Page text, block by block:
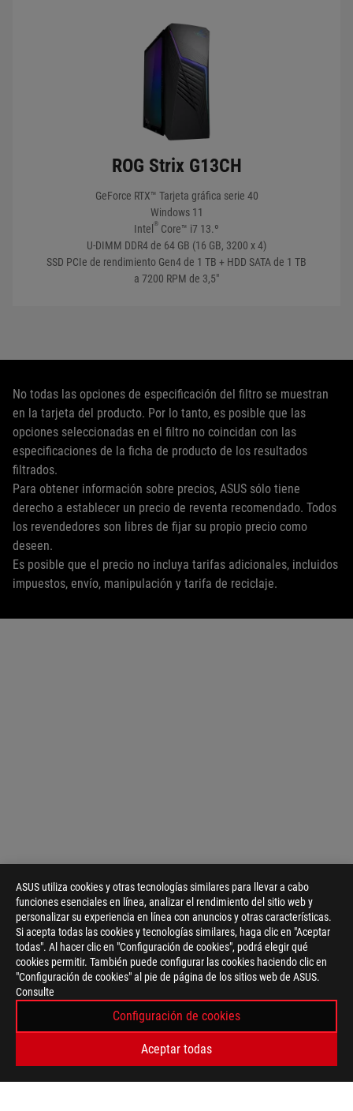
ASUS utiliza cookies y otras tecnologías similares para llevar a cabo
funciones esenciales en línea, analizar el rendimiento del sitio web y
personalizar su experiencia en línea con anuncios y otras características.
Si acepta todas las cookies y tecnologías similares, haga clic en "Aceptar
todas". Al hacer clic en "Configuración de cookies", podrá elegir qué
cookies permitir. También puede configurar las cookies haciendo clic en
"Configuración de cookies" al pie de página de los sitios web de ASUS.
Consulte
Configuración de cookies
Aceptar todas
VER MIS PRODUCTOS
ROG Strix G13CH
GeForce RTX™ Tarjeta gráfica serie 40
Windows 11
Intel ® Core™ i7 13.º
U-DIMM DDR4 de 64 GB (16 GB, 3200 x 4)
SSD PCIe de rendimiento Gen4 de 1 TB + HDD SATA de 1 TB
a 7200 RPM de 3,5"
No todas las opciones de especificación del filtro se muestran
en la tarjeta del producto. Por lo tanto, es posible que las
opciones seleccionadas en el filtro no coincidan con las
especificaciones de la ficha de producto de los resultados
filtrados.
Para obtener información sobre precios, ASUS sólo tiene
derecho a establecer un precio de reventa recomendado. Todos
los revendedores son libres de fijar su propio precio como
deseen.
Es posible que el precio no incluya tarifas adicionales, incluidos
impuestos, envío, manipulación y tarifa de reciclaje.
> GAMING ESCRITORIO
OBTÉN LAS ÚLTIMAS OFERTAS Y MÁS